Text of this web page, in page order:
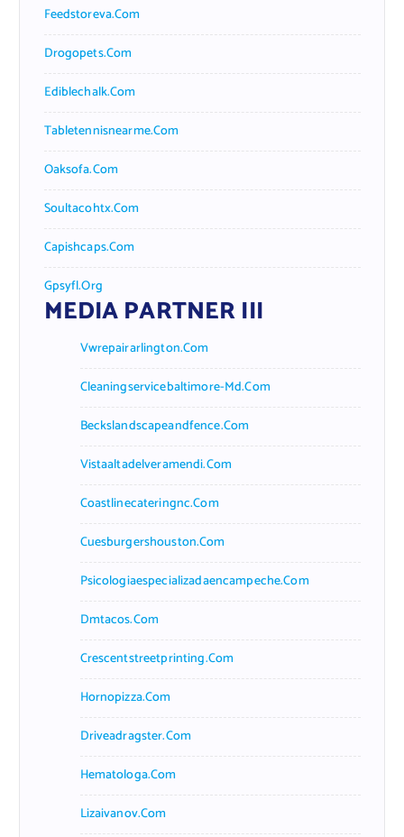
Feedstoreva.com
Drogopets.com
Ediblechalk.com
Tabletennisnearme.com
Oaksofa.com
Soultacohtx.com
Capishcaps.com
Gpsyfl.org
MEDIA PARTNER III
Vwrepairarlington.com
Cleaningservicebaltimore-Md.com
Beckslandscapeandfence.com
Vistaaltadelveramendi.com
Coastlinecateringnc.com
Cuesburgershouston.com
Psicologiaespecializadaencampeche.com
Dmtacos.com
Crescentstreetprinting.com
Hornopizza.com
Driveadragster.com
Hematologa.com
Lizaivanov.com